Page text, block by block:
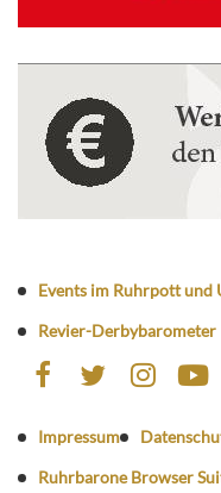
Events im Ruhrpott und
Revier-Derbybarometer
Impressum
Ruhrbarone Browser